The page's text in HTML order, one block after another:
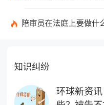
陪审员在法庭上要做什么？陪审员可以参
知识纠纷
环球新资